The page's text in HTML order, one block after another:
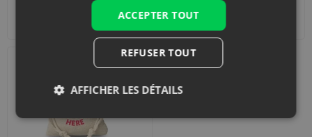
Accessoires et
Ensembles
ACCEPTER TOUT
REFUSER TOUT
AFFICHER LES DÉTAILS